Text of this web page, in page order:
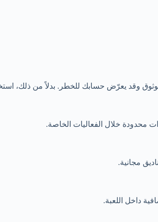
وقد يعرّض حسابك للخطر. بدلاً من ذلك،
محدودة خلال الفعاليات الخاصة.
داخل اللعبة.